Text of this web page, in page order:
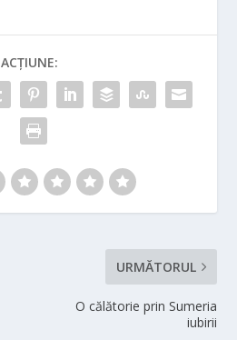
ACȚIUNE:
URMĂTORUL
O călătorie prin Sumeria
iubirii